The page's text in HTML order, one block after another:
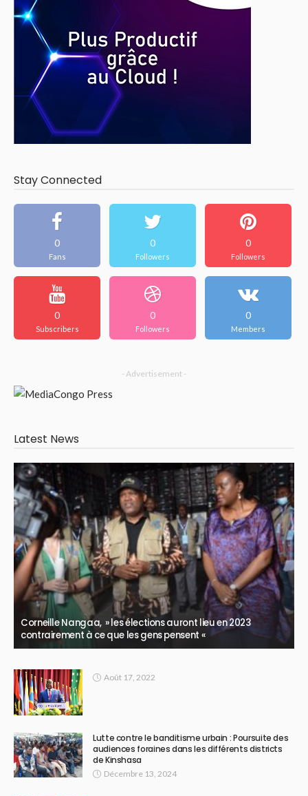
Stay Connected
0
Fans
0
Followers
0
Followers
0
Subscribers
0
Followers
0
Members
- Advertisement -
Latest News
Corneille Nangaa, » les élections auront lieu en 2023
contrairement à ce que les gens pensent «
Août 17, 2022
Lutte contre le banditisme urbain : Poursuite des
audiences foraines dans les différents districts
de Kinshasa
Décembre 13, 2024